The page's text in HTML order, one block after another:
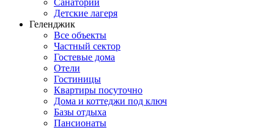
Санатории
Детские лагеря
Геленджик
Все объекты
Частный сектор
Гостевые дома
Отели
Гостиницы
Квартиры посуточно
Дома и коттеджи под ключ
Базы отдыха
Пансионаты